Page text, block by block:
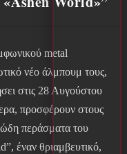
metal
νέο άλμπουμ τους,
στις 28 Αυγούστου
προσφέρουν στους
περάσματα του
έναν θριαμβευτικό,